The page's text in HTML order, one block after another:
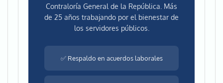
Contraloría General de la República. Más
de 25 años trabajando por el bienestar de
los servidores públicos.
✅ Respaldo en acuerdos laborales